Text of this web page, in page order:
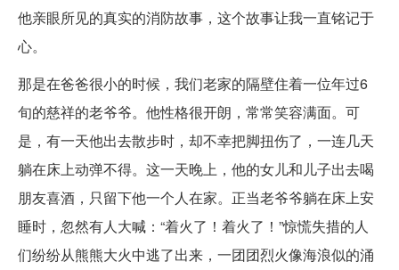
他亲眼所见的真实的消防故事，这个故事让我一直铭记于
心。
那是在爸爸很小的时候，我们老家的隔壁住着一位年过6
旬的慈祥的老爷爷。他性格很开朗，常常笑容满面。可
是，有一天他出去散步时，却不幸把脚扭伤了，一连几天
躺在床上动弹不得。这一天晚上，他的女儿和儿子出去喝
朋友喜酒，只留下他一个人在家。正当老爷爷躺在床上安
睡时，忽然有人大喊：“着火了！着火了！”惊慌失措的人
们纷纷从熊熊大火中逃了出来，一团团烈火像海浪似的涌